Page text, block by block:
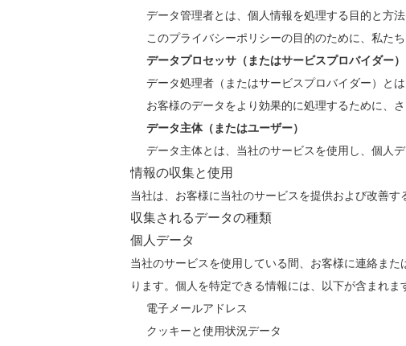
データ管理者とは、個人情報を処理する目的と方
このプライバシーポリシーの目的のために、私た
データプロセッサ（またはサービスプロバイダー）
データ処理者（またはサービスプロバイダー）と
お客様のデータをより効果的に処理するために、
データ主体（またはユーザー）
データ主体とは、当社のサービスを使用し、個人
情報の収集と使用
当社は、お客様に当社のサービスを提供および改善
収集されるデータの種類
個人データ
当社のサービスを使用している間、お客様に連絡ま
ります。個人を特定できる情報には、以下が含まれま
電子メールアドレス
クッキーと使用状況データ